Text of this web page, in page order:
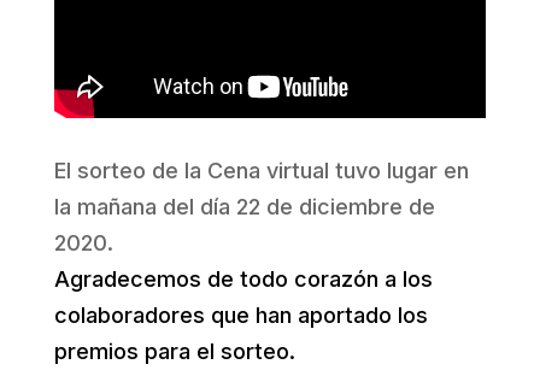
El sorteo de la Cena virtual tuvo lugar en
la mañana del día 22 de diciembre de
2020.
Agradecemos de todo corazón a los
colaboradores que han aportado los
premios para el sorteo.